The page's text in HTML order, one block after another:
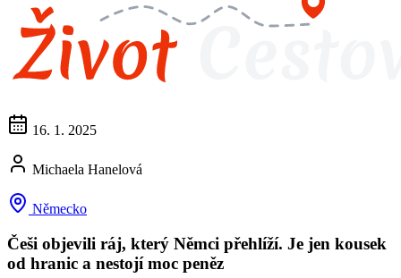
16. 1. 2025
Michaela Hanelová
Německo
Češi objevili ráj, který Němci přehlíží. Je jen kousek
od hranic a nestojí moc peněz